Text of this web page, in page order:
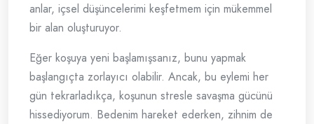
anlar, içsel düşüncelerimi keşfetmem için mükemmel
bir alan oluşturuyor.
Eğer koşuya yeni başlamışsanız, bunu yapmak
başlangıçta zorlayıcı olabilir. Ancak, bu eylemi her
gün tekrarladıkça, koşunun stresle savaşma gücünü
hissediyorum. Bedenim hareket ederken, zihnim de